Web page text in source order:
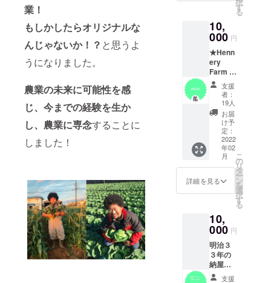
業！
もしかしたらオリジナルな
んじゃないか！？ と思うよ
うになりました。
農業の未来に可能性を感
じ、今までの経験を生か
し、農業に専念することに
しました！
願いし
ます。
所：銚
子市笠
上町
5901-
4
間取：
２K（８
畳、６
畳、
キッチ
ン、ト
イレ、
ワー
ルー
約への
同意を
お願い
してい
ます。※
詳細は
後日打
アフロ
コー
ン・
キャベ
チ・ア
フロ
コーン
JAN・
フロー
ズンア
フロ
コー
ン・ア
フロ
きゃべ
つ餃
子・
ダー・
ザワー
クラウ
トから
ランダ
ムに３
０００
す
る
10,
000 円
★Henn
ery
Farm で
使える
商品券
★ 今
回のプ
ロジェ
クトで
オープ
ンする
お惣菜
屋さ
ん
や
Henner
で商品
購入と
して
使える
商品券
です。
1,000円
支援
者：
19人
お届
け予
定：
2022
年02
月
詳細を見る
こ
の
リ
タ
ー
ン
を
選
択
す
る
10,
000 円
明治３
３年の
納屋を
改修し
支援